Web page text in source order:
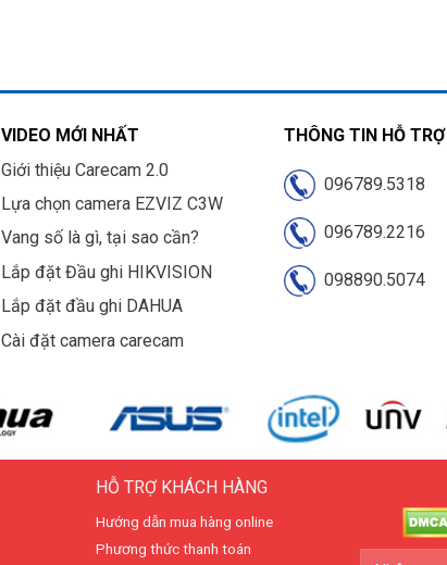
VIDEO MỚI NHẤT
Giới thiệu Carecam 2.0
Lựa chọn camera EZVIZ C3W
Vang số là gì, tại sao cần?
Lắp đặt Đầu ghi HIKVISION
Lắp đặt đầu ghi DAHUA
Cài đặt camera carecam
THÔNG TIN HỖ TRỢ
096789.5318
096789.2216
098890.5074
HỖ TRỢ KHÁCH HÀNG
Hướng dẫn mua hàng online
Phương thức thanh toán